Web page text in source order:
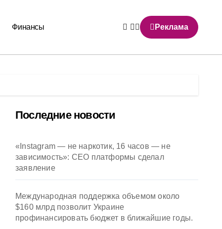
Финансы Реклама
Последние новости
«Instagram — не наркотик, 16 часов — не
зависимость»: CEO платформы сделал
заявление
Международная поддержка объемом около
$160 млрд позволит Украине
профинансировать бюджет в ближайшие годы.